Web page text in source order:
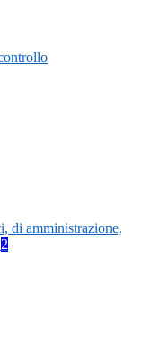
di amministrazione,
2